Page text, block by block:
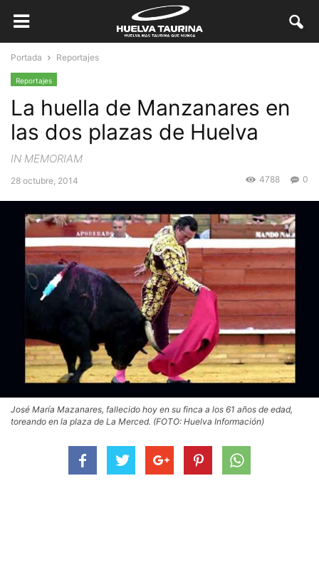
Portada Reportajes
Reportajes
La huella de Manzanares en
las dos plazas de Huelva
IN MEMORIAM
28 octubre, 2014 0
4788
José María Mazanares, fallecido hoy en su finca a los 61 años de edad,
toreando en la plaza de La Merced. (FOTO: Huelva Información)